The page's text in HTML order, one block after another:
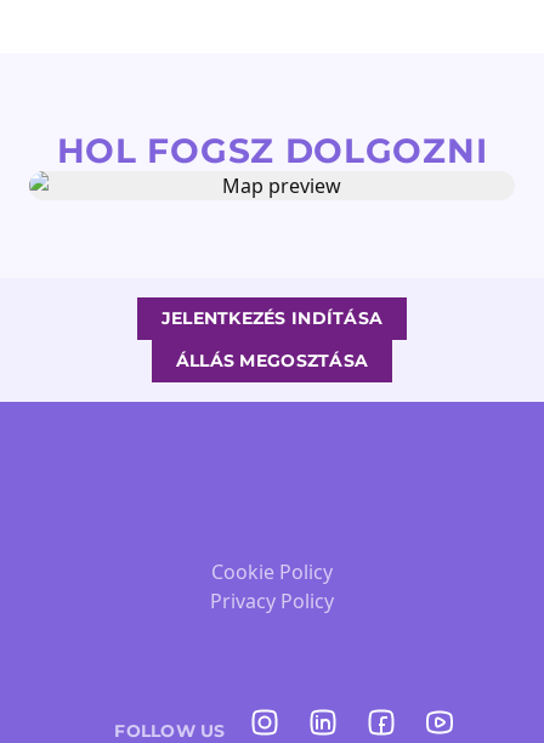
HOL FOGSZ DOLGOZNI
JELENTKEZÉS INDÍTÁSA
ÁLLÁS MEGOSZTÁSA
Cookie Policy
Privacy Policy
FOLLOW US